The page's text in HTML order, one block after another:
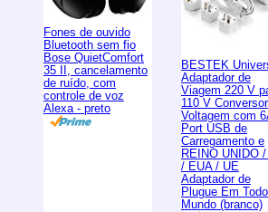
Fones de ouvido
Bluetooth sem fio
Bose QuietComfort
35 II, cancelamento
de ruído, com
controle de voz
Alexa - preto
BESTEK
Adaptador de
Viagem 220 V
110 V
Voltagem com
Port USB de
Carregamento e
REINO UNIDO
/ EUA / UE
Adaptador de
Plugue Em
Mundo (branco)